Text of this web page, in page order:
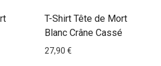
T-Shirt Tête de Mort
Blanc Crâne Cassé
27,90 €